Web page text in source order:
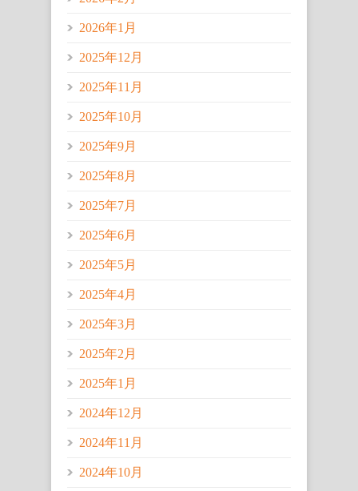
2026年1月
2025年12月
2025年11月
2025年10月
2025年9月
2025年8月
2025年7月
2025年6月
2025年5月
2025年4月
2025年3月
2025年2月
2025年1月
2024年12月
2024年11月
2024年10月